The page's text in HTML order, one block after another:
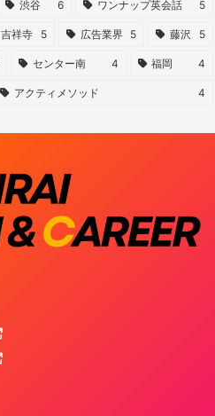
渋谷 6 ワンナップ英会話 5
吉祥寺 5 広告業界 5 藤沢 5
センター南 4 福岡 4
アクティメソッド 4